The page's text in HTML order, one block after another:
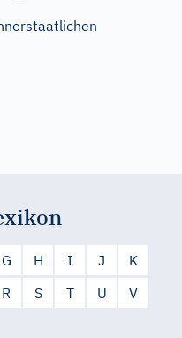
G H I J
K
R S T U
V